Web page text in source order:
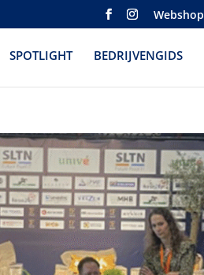
Webshop
SPOTLIGHT BEDRIJVENGIDS